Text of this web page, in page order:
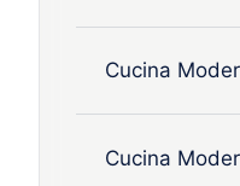
Cucina
Cucina